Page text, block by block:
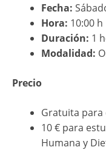
Fecha:
Hora: 10:00 h
Duración: 1
Modalidad:
Precio
Gratuita para
10 € para
Humana y